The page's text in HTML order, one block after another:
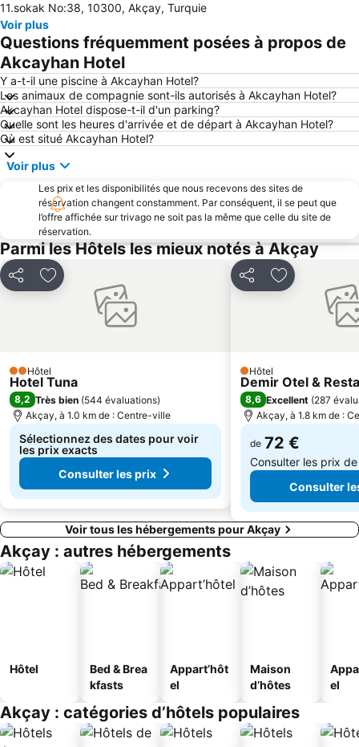
Ozdemir Site Plaji
11.sokak No:38, 10300, Akçay, Turquie
Voir plus
Questions fréquemment posées à propos de
Akcayhan Hotel
Y a-t-il une piscine à Akcayhan Hotel?
Les animaux de compagnie sont-ils autorisés à Akcayhan Hotel?
Akcayhan Hotel dispose-t-il d'un parking?
Quelle sont les heures d'arrivée et de départ à Akcayhan Hotel?
Où est situé Akcayhan Hotel?
Voir plus
Les prix et les disponibilités que nous recevons des sites de
réservation changent constamment. Par conséquent, il se peut que
l’offre affichée sur trivago ne soit pas la même que celle du site de
réservation.
Parmi les Hôtels les mieux notés à Akçay
PartagerAjouter à mes favoris
2 Étoiles
Hôtel
Hotel Tuna
8,2 Très bien (544 évaluations)
Akçay, à 1.0 km de : Centre-ville
Sélectionnez des dates pour voir
les prix exacts
Consulter les prix
PartagerAjouter à
1 Étoiles
Hôtel
Demir Otel &
8,6 Excellent (287
Akçay, à 1.8 km de :
de 72 €
Consulter les prix
Consulter
Voir tous les hébergements pour Akçay
Akçay : autres hébergements
Hôtel
Bed & Brea
kfasts
Appart’hôt
el
Maison
d’hôtes
el
Akçay : catégories d’hôtels populaires